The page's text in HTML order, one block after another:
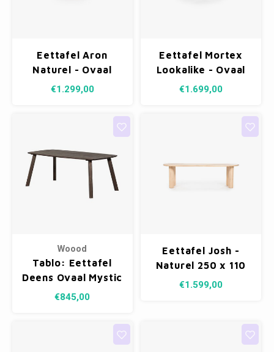
Eettafel Aron
Naturel - Ovaal
200 x 210
€1.299,00
Eettafel Mortex
Lookalike - Ovaal
250 cm
€1.699,00
Woood
Tablo: Eettafel
Deens Ovaal Mystic
Brown - 180 x 100
€845,00
Eettafel Josh -
Naturel 250 x 110
cm
€1.599,00